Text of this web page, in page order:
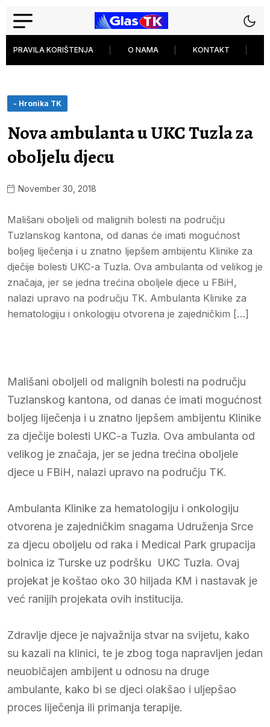
PRAVILA KORIŠTENJA O NAMA KONTAKT
- Hronika TK
Nova ambulanta u UKC Tuzla za
oboljelu djecu
November 30, 2018
Mališani oboljeli od malignih bolesti na području
Tuzlanskog kantona, od danas će imati mogućnost
boljeg liječenja i u znatno ljepšem ambijentu Klinike za
dječije bolesti UKC-a Tuzla. Ova ambulanta od velikog je
značaja, jer se jedna trećina oboljele djece u FBiH,
nalazi upravo na području TK. Ambulanta Klinike za
hematologiju i onkologiju otvorena je zajedničkim […]
Mališani oboljeli od malignih bolesti na području
Tuzlanskog kantona, od danas će imati mogućnost
boljeg liječenja i u znatno ljepšem ambijentu Klinike
za dječije bolesti UKC-a Tuzla. Ova ambulanta od
velikog je značaja, jer se jedna trećina oboljele
djece u FBiH, nalazi upravo na području TK.
Ambulanta Klinike za hematologiju i onkologiju
otvorena je zajedničkim snagama Udruženja Srce
za djecu oboljelu od raka i Medical Park grupacija
bolnica iz Turske uz podršku UKC Tuzla. Ovaj
projekat je koštao oko 30 hiljada KM i nastavak je
već ranijih projekata ovih institucija.
Zdravlje djece je najvažnija stvar na svijetu, kako
su kazali na klinici, te je zbog toga napravljen jedan
neuobičajen ambijent u odnosu na druge
ambulante, kako bi se djeci olakšao i uljepšao
proces liječenja ili primanja terapije.